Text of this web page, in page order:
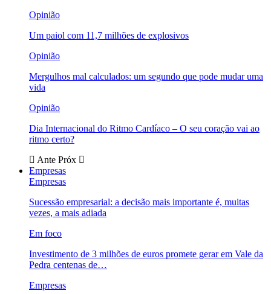
Opinião
Um paiol com 11,7 milhões de explosivos
Opinião
Mergulhos mal calculados: um segundo que pode mudar uma
vida
Opinião
Dia Internacional do Ritmo Cardíaco – O seu coração vai ao
ritmo certo?
Ante Próx
Empresas
Empresas
Sucessão empresarial: a decisão mais importante é, muitas
vezes, a mais adiada
Em foco
Investimento de 3 milhões de euros promete gerar em Vale da
Pedra centenas de…
Empresas